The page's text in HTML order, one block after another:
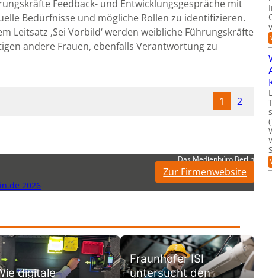
Feedback- und Entwicklungsgespräche mit
Bedürfnisse und mögliche Rollen zu identifizieren.
Leitsatz ‚Sei Vorbild‘ werden weibliche Führungskräfte
andere Frauen, ebenfalls Verantwortung zu
1 2
2026
Das Medienbüro Berlin
Zur Firmenwebsite
digitale
Fraunhofer ISI
untersucht den